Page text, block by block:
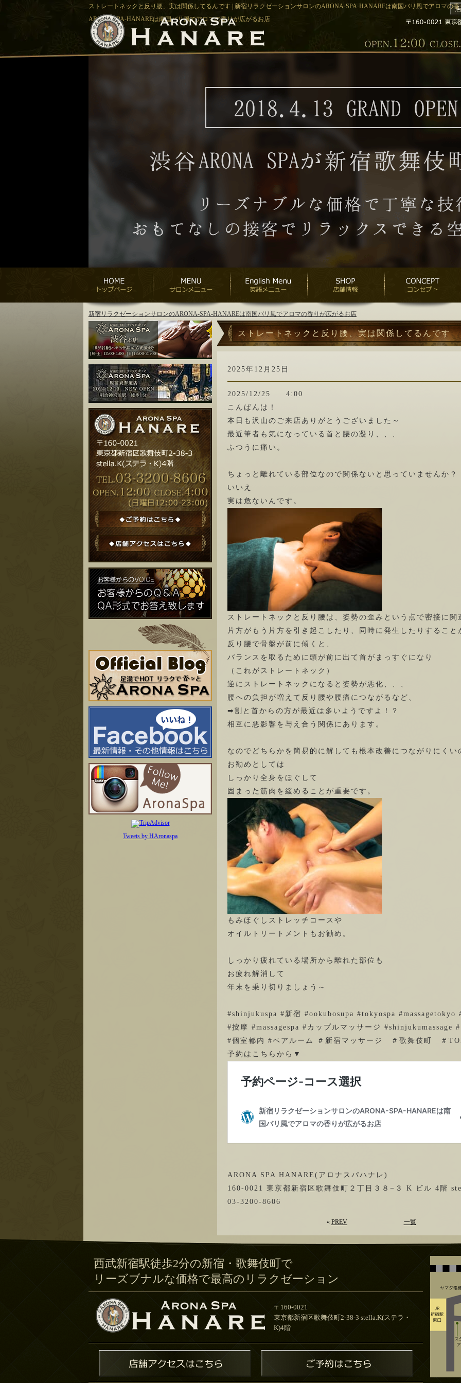
ストレートネックと反り腰、実は関係してるんです | 新宿リラクゼーションサロンのARONA-SPA-HANAREは南国バリ風でアロマの
ARONA-SPA-HANAREは南国バリ風でアロマの香りが広がるお店
新宿リラクゼーションサロンのARONA-SPA-HANAREは南国バリ風でアロマの香りが広がるお店
ストレートネックと反り腰、実は関係してるんです
2025年12月25日
2025/12/25 4:00
こんばんは！
本日も沢山のご来店ありがとうございました～
最近筆者も気になっている首と腰の凝り、、、
ふつうに痛い。
ちょっと離れている部位なので関係ないと思っていませんか？
いいえ
実は危ないんです。
ストレートネックと反り腰は、姿勢の歪みという点で密接に関
片方がもう片方を引き起こしたり、同時に発生したりすること
反り腰で骨盤が前に傾くと、
バランスを取るために頭が前に出て首がまっすぐになり
（これがストレートネック）
逆にストレートネックになると姿勢が悪化、、、
腰への負担が増えて反り腰や腰痛につながるなど、
➡割と首からの方が最近は多いようですよ！？
相互に悪影響を与え合う関係にあります。
なのでどちらかを簡易的に解しても根本改善につながりにくい
お勧めとしては
しっかり全身をほぐして
固まった筋肉を緩めることが重要です。
もみほぐしストレッチコースや
オイルトリートメントもお勧め。
しっかり疲れている場所から離れた部位も
お疲れ解消して
年末を乗り切りましょう～
#shinjukuspa #新宿 #ookubosupa #tokyospa
#按摩 #massagespa #カップルマッサージ #shinjukumassage
#個室都内 #ペアルーム ＃新宿マッサージ ＃歌舞伎町 ＃
予約はこちらから▼
ARONA SPA HANARE(アロナスパハナレ)
160-0021 東京都新宿区歌舞伎町２丁目３８−３ K ビル 4階
03-3200-8606
« PREV 一覧
Tweets by HAronaspa
西武新宿駅徒歩2分の新宿・歌舞伎町で
リーズブナルな価格で最高のリラクゼーション
〒160-0021
東京都新宿区歌舞伎町2-38-3 stella.K(ステラ・
K)4階